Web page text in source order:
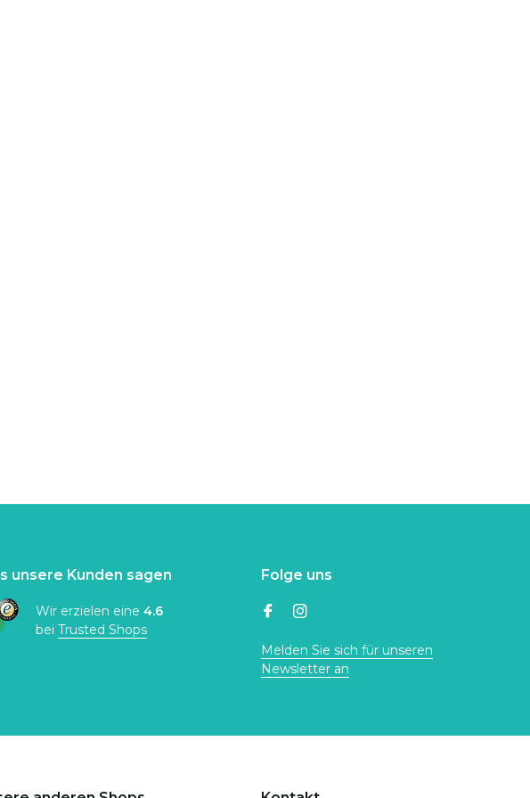
unsere Kunden sagen
Wir erzielen eine 4.6
bei Trusted Shops
Folge uns
Melden Sie sich für unseren
Newsletter an